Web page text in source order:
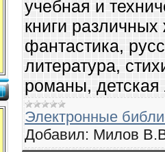
учебная и
книги
фантастика,
литература,
романы, детская
Электронные
Добавил: Милов